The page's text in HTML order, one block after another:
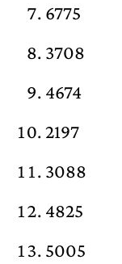
6775
3708
4674
2197
3088
4825
5005